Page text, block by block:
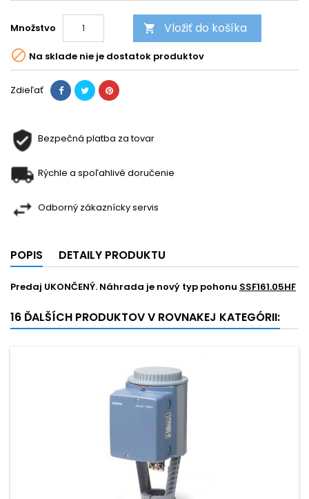
Množstvo  Vložiť do košíka
 Na sklade nie je dostatok produktov
Zdieľať
Bezpečná platba za tovar
Rýchle a spoľahlivé doručenie
Odborný zákaznícky servis
POPIS DETAILY PRODUKTU
Predaj UKONČENÝ. Náhrada je nový typ pohonu SSF161.05HF
16 ĎALŠÍCH PRODUKTOV V ROVNAKEJ KATEGÓRII: